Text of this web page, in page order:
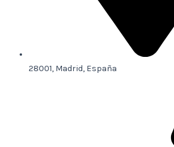
28001, Madrid, España